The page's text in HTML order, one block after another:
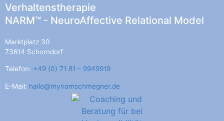
Verhaltenstherapie
NARM™ - NeuroAffective Relational Model
Marktplatz 30
73614 Schorndorf
Telefon: +49 (0) 71 81 – 9949919
E-Mail: hallo@myriamschmegner.de